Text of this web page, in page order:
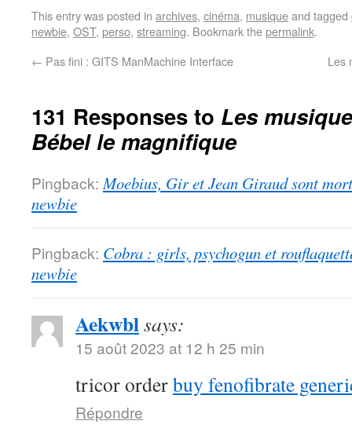
This entry was posted in archives, cinéma, musiqueand tagged
newbie, OST, perso, streaming. Bookmark thepermalink.
← Pas fini : GITS ManMachine Interface Les
131 Responses to Les
Bébel le magnifique
Pingback: Moebius, Gir et Jean Giraud sont
newbie
Pingback: Cobra : girls, psychogun et
newbie
Aekwblsays:
15 août 2023 at 12 h 25 min
tricor orderbuy fenofibrate
Répondre